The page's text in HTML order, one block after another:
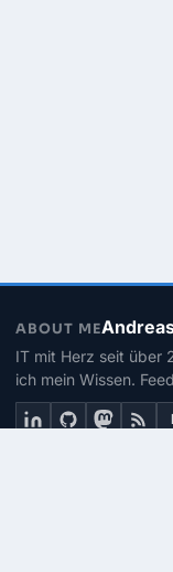
ABOUT ME
IT mit Herz seit über
ich mein Wissen.